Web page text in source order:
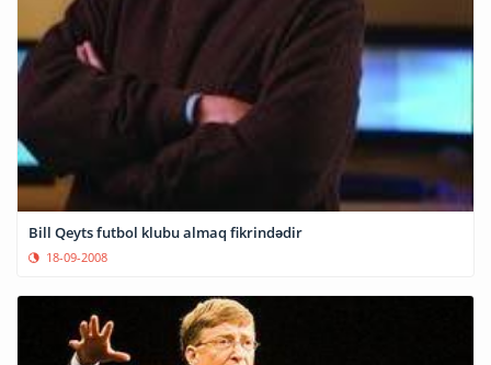
Bill Qeyts futbol klubu almaq fikrindədir
18-09-2008